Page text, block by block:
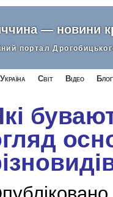
— новини
портал
Україна Світ Відео